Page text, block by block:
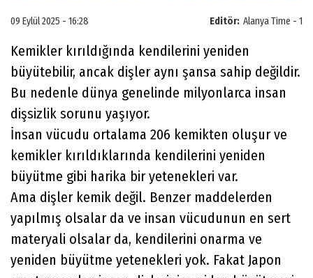
Editör: Alanya Time - 1
09 Eylül 2025 - 16:28
Kemikler kırıldığında kendilerini yeniden
büyütebilir, ancak dişler aynı şansa sahip değildir.
Bu nedenle dünya genelinde milyonlarca insan
dişsizlik sorunu yaşıyor.
İnsan vücudu ortalama 206 kemikten oluşur ve
kemikler kırıldıklarında kendilerini yeniden
büyütme gibi harika bir yetenekleri var.
Ama dişler kemik değil. Benzer maddelerden
yapılmış olsalar da ve insan vücudunun en sert
materyali olsalar da, kendilerini onarma ve
yeniden büyütme yetenekleri yok. Fakat Japon